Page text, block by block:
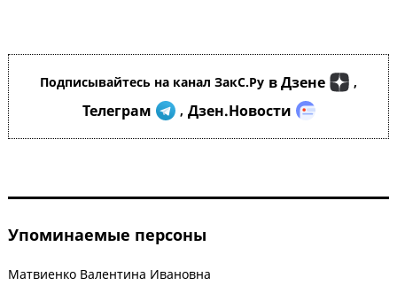
Подписывайтесь на канал ЗакС.Ру в Дзене ,
Телеграм , Дзен.Новости
Упоминаемые персоны
Матвиенко Валентина Ивановна